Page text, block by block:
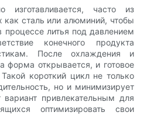
изготавливается, часто из
как сталь или алюминий, чтобы
литья под давлением
конечного продукта
После охлаждения и
форма открывается, и готовое
короткий цикл не только
но и минимизирует
вариант привлекательным для
оптимизировать свои